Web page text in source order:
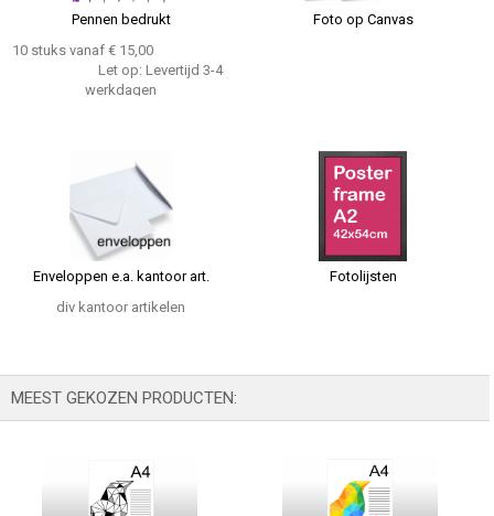
Pennen bedrukt
10 stuks vanaf € 15,00
Let op: Levertijd 3-4
werkdagen
Foto op Canvas
Enveloppen e.a. kantoor art.
div kantoor artikelen
Fotolijsten
MEEST GEKOZEN PRODUCTEN: